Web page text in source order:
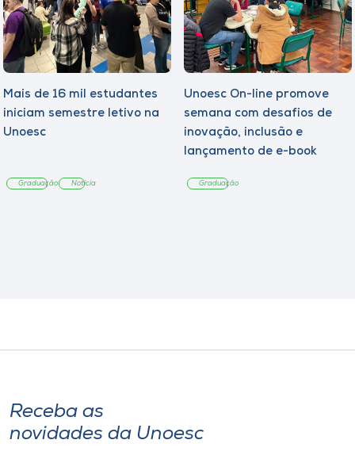
Mais de 16 mil estudantes
iniciam semestre letivo na
Unoesc
Graduação Notícia
Unoesc On-line promove
semana com desafios de
inovação, inclusão e
lançamento de e-book
Graduação
Receba as
novidades da Unoesc